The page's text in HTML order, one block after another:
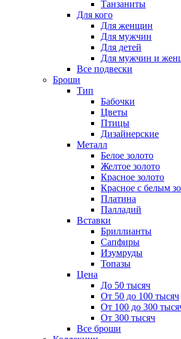
Танзаниты
Для кого
Для женщин
Для мужчин
Для детей
Для мужчин и
Все подвески
Броши
Тип
Бабочки
Цветы
Птицы
Дизайнерские
Металл
Белое золото
Желтое золото
Красное золото
Красное с белым
Платина
Палладий
Вставки
Бриллианты
Сапфиры
Изумруды
Топазы
Цена
До 50 тысяч
От 50 до 100 тысяч
От 100 до 300
От 300 тысяч
Все броши